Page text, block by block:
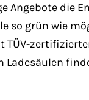
Angebote die
so grün wie
TÜV-
Ladesäulen